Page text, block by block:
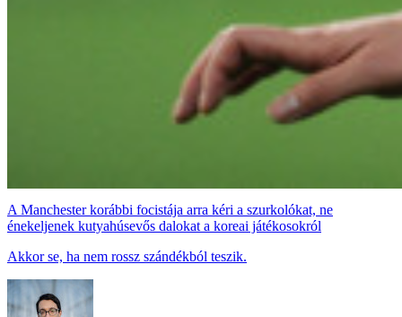
A Manchester korábbi focistája arra kéri a szurkolókat, ne
énekeljenek kutyahúsevős dalokat a koreai játékosokról
Akkor se, ha nem rossz szándékból teszik.